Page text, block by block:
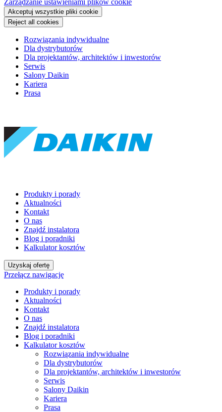
Zarządzanie ustawieniami plików cookie
Akceptuj wszystkie pliki cookie
Reject all cookies
Rozwiązania indywidualne
Dla dystrybutorów
Dla projektantów, architektów i inwestorów
Serwis
Salony Daikin
Kariera
Prasa
Produkty i porady
Aktualności
Kontakt
O nas
Znajdź instalatora
Blog i poradniki
Kalkulator kosztów
Uzyskaj ofertę
Przełącz nawigację
Produkty i porady
Aktualności
Kontakt
O nas
Znajdź instalatora
Blog i poradniki
Kalkulator kosztów
Rozwiązania indywidualne
Dla dystrybutorów
Dla projektantów, architektów i inwestorów
Serwis
Salony Daikin
Kariera
Prasa